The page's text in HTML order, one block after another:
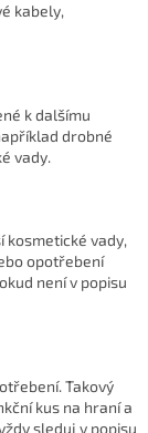
kabely,
k dalšímu
drobné
vady.
kosmetické vady,
opotřebení
není v popisu
Takový
kus na hraní a
sleduj v popisu